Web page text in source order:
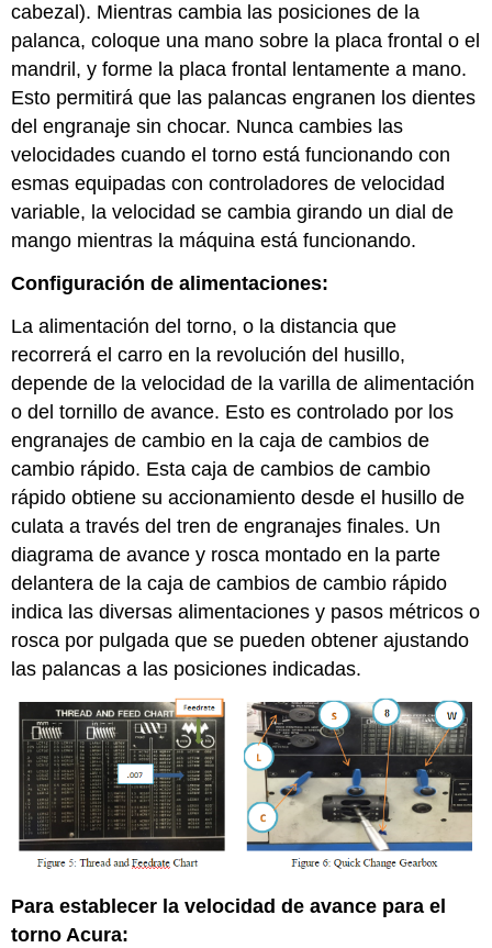
cabezal). Mientras cambia las posiciones de la
palanca, coloque una mano sobre la placa frontal o el
mandril, y forme la placa frontal lentamente a mano.
Esto permitirá que las palancas engranen los dientes
del engranaje sin chocar. Nunca cambies las
velocidades cuando el torno está funcionando con
esmas equipadas con controladores de velocidad
variable, la velocidad se cambia girando un dial de
mango mientras la máquina está funcionando.
Configuración de alimentaciones:
La alimentación del torno, o la distancia que
recorrerá el carro en la revolución del husillo,
depende de la velocidad de la varilla de alimentación
o del tornillo de avance. Esto es controlado por los
engranajes de cambio en la caja de cambios de
cambio rápido. Esta caja de cambios de cambio
rápido obtiene su accionamiento desde el husillo de
culata a través del tren de engranajes finales. Un
diagrama de avance y rosca montado en la parte
delantera de la caja de cambios de cambio rápido
indica las diversas alimentaciones y pasos métricos o
rosca por pulgada que se pueden obtener ajustando
las palancas a las posiciones indicadas.
Para establecer la velocidad de avance para el
torno Acura: